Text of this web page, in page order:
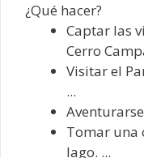
¿Qué hacer?
Captar las
Cerro
Visitar el
...
Tomar una
lago. ...